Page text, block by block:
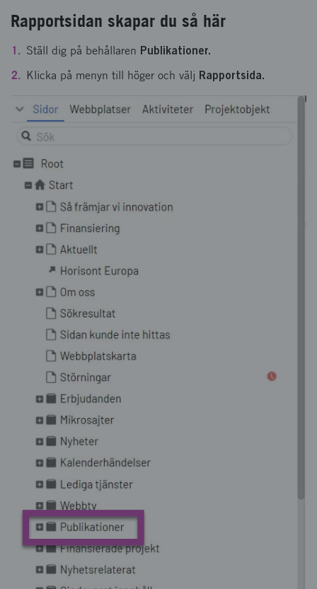
Rapportsidan skapar du så här
Ställ dig på behållaren Publikationer.
Klicka på menyn till höger och välj Rapportsida.